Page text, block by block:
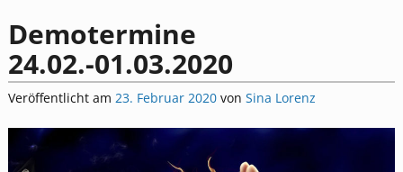
Demotermine
24.02.-01.03.2020
Veröffentlicht am 23. Februar 2020 von Sina Lorenz